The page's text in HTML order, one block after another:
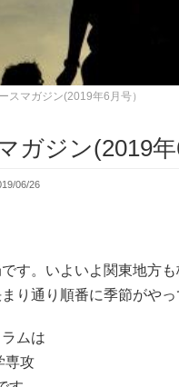
スマガジン(2019年6月号）
ガジン(2019年
06/26
す。いよいよ関東地方
り通り順番に季節がや
ムは
攻